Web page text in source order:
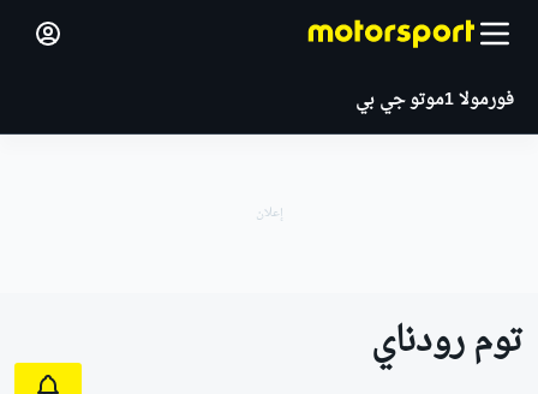
فورمولا 1 موتو جي بي
توم رودناي